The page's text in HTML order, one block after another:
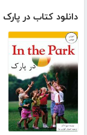
دانلود کتاب در پارک